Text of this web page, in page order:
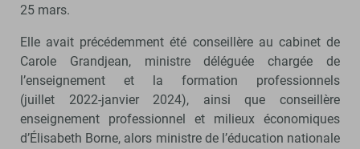
25 mars.
Elle avait précédemment été conseillère au cabinet de
Carole Grandjean, ministre déléguée chargée de
l’enseignement et la formation professionnels
(juillet 2022-janvier 2024), ainsi que conseillère
enseignement professionnel et milieux économiques
d’Élisabeth Borne, alors ministre de l’éducation nationale